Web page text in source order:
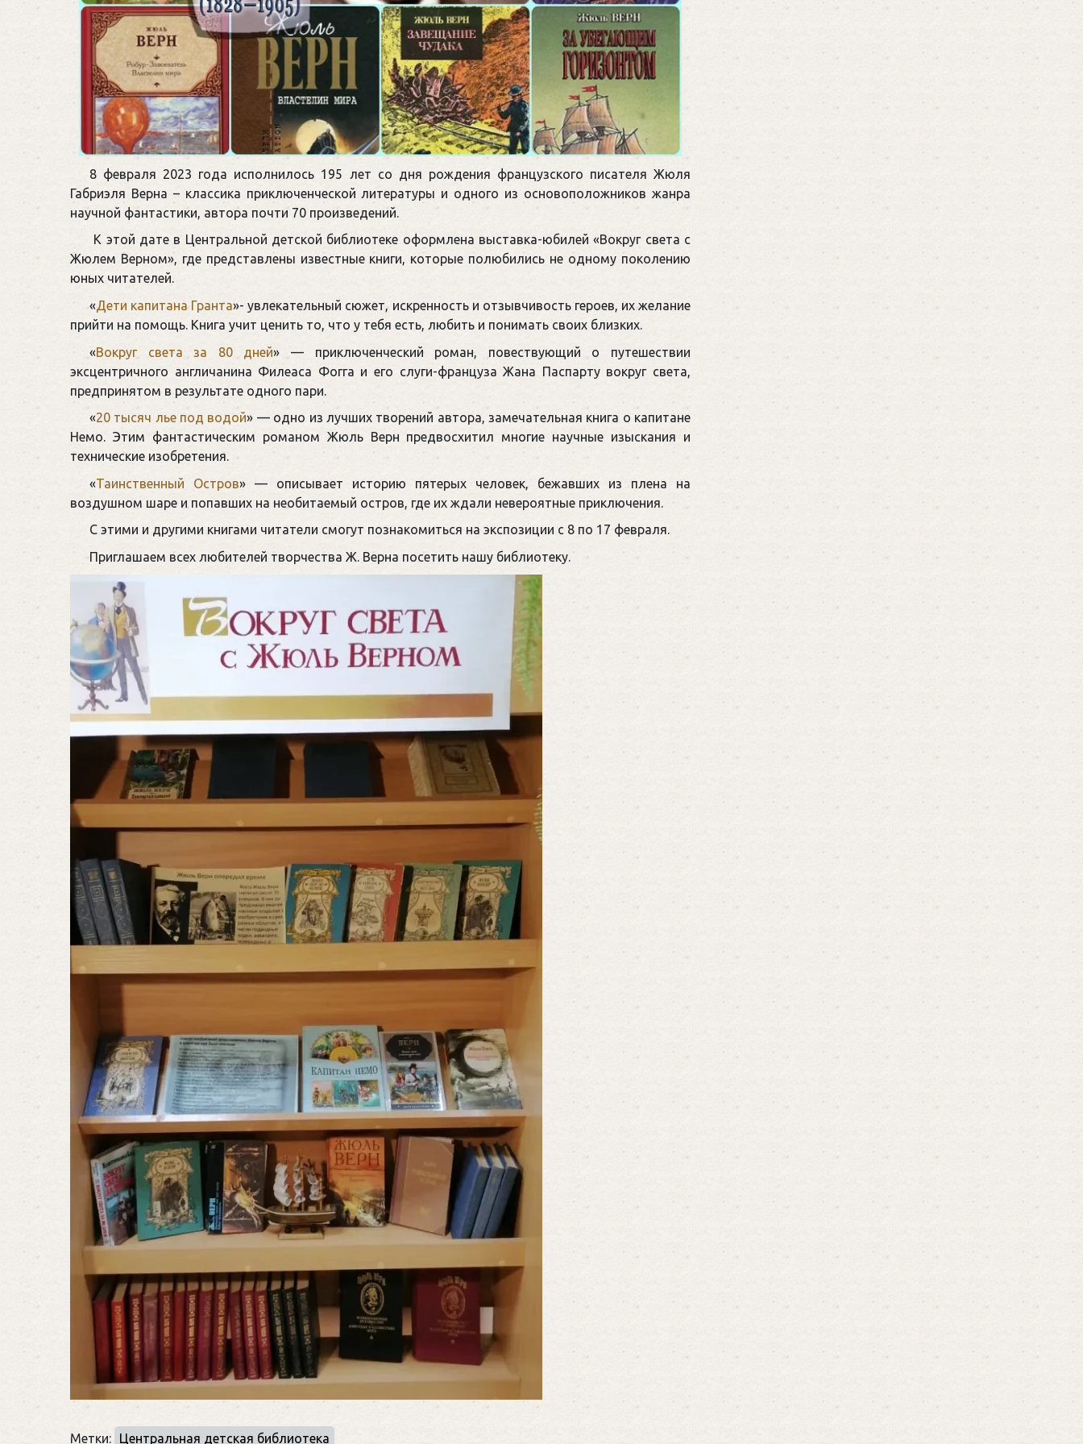
8 февраля 2023 года исполнилось 195 лет со дня рождения французского писателя Жюля
Габриэля Верна – классика приключенческой литературы и одного из основоположников жанра
научной фантастики, автора почти 70 произведений.
К этой дате в Центральной детской библиотеке оформлена выставка-юбилей «Вокруг света с
Жюлем Верном», где представлены известные книги, которые полюбились не одному поколению
юных читателей.
«Дети капитана Гранта»- увлекательный сюжет, искренность и отзывчивость героев, их желание
прийти на помощь. Книга учит ценить то, что у тебя есть, любить и понимать своих близких.
«Вокруг света за 80 дней» — приключенческий роман, повествующий о путешествии
эксцентричного англичанина Филеаса Фогга и его слуги-француза Жана Паспарту вокруг света,
предпринятом в результате одного пари.
«20 тысяч лье под водой» — одно из лучших творений автора, замечательная книга о капитане
Немо. Этим фантастическим романом Жюль Верн предвосхитил многие научные изыскания и
технические изобретения.
«Таинственный Остров» — описывает историю пятерых человек, бежавших из плена на
воздушном шаре и попавших на необитаемый остров, где их ждали невероятные приключения.
С этими и другими книгами читатели смогут познакомиться на экспозиции с 8 по 17 февраля.
Приглашаем всех любителей творчества Ж. Верна посетить нашу библиотеку.
Метки: Центральная детская библиотека